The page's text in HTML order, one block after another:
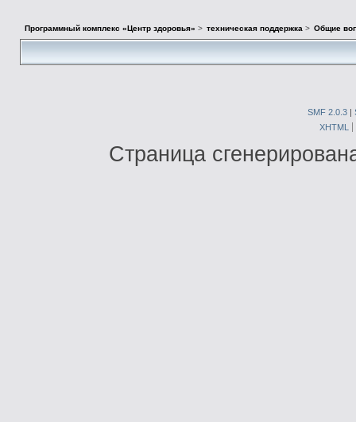
Программный комплекс «Центр здоровья» > техническая поддержка > Общие
SMF 2.0.3|
XHTML
Страница